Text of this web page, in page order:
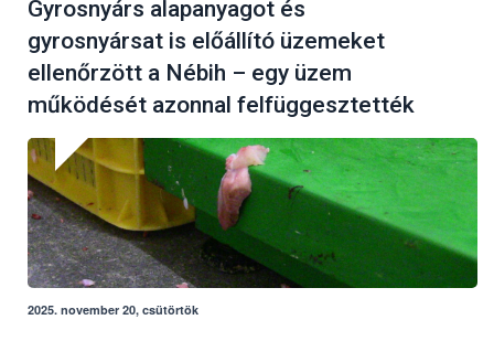
Gyrosnyárs alapanyagot és
gyrosnyársat is előállító üzemeket
ellenőrzött a Nébih – egy üzem
működését azonnal felfüggesztették
2025. november 20, csütörtök